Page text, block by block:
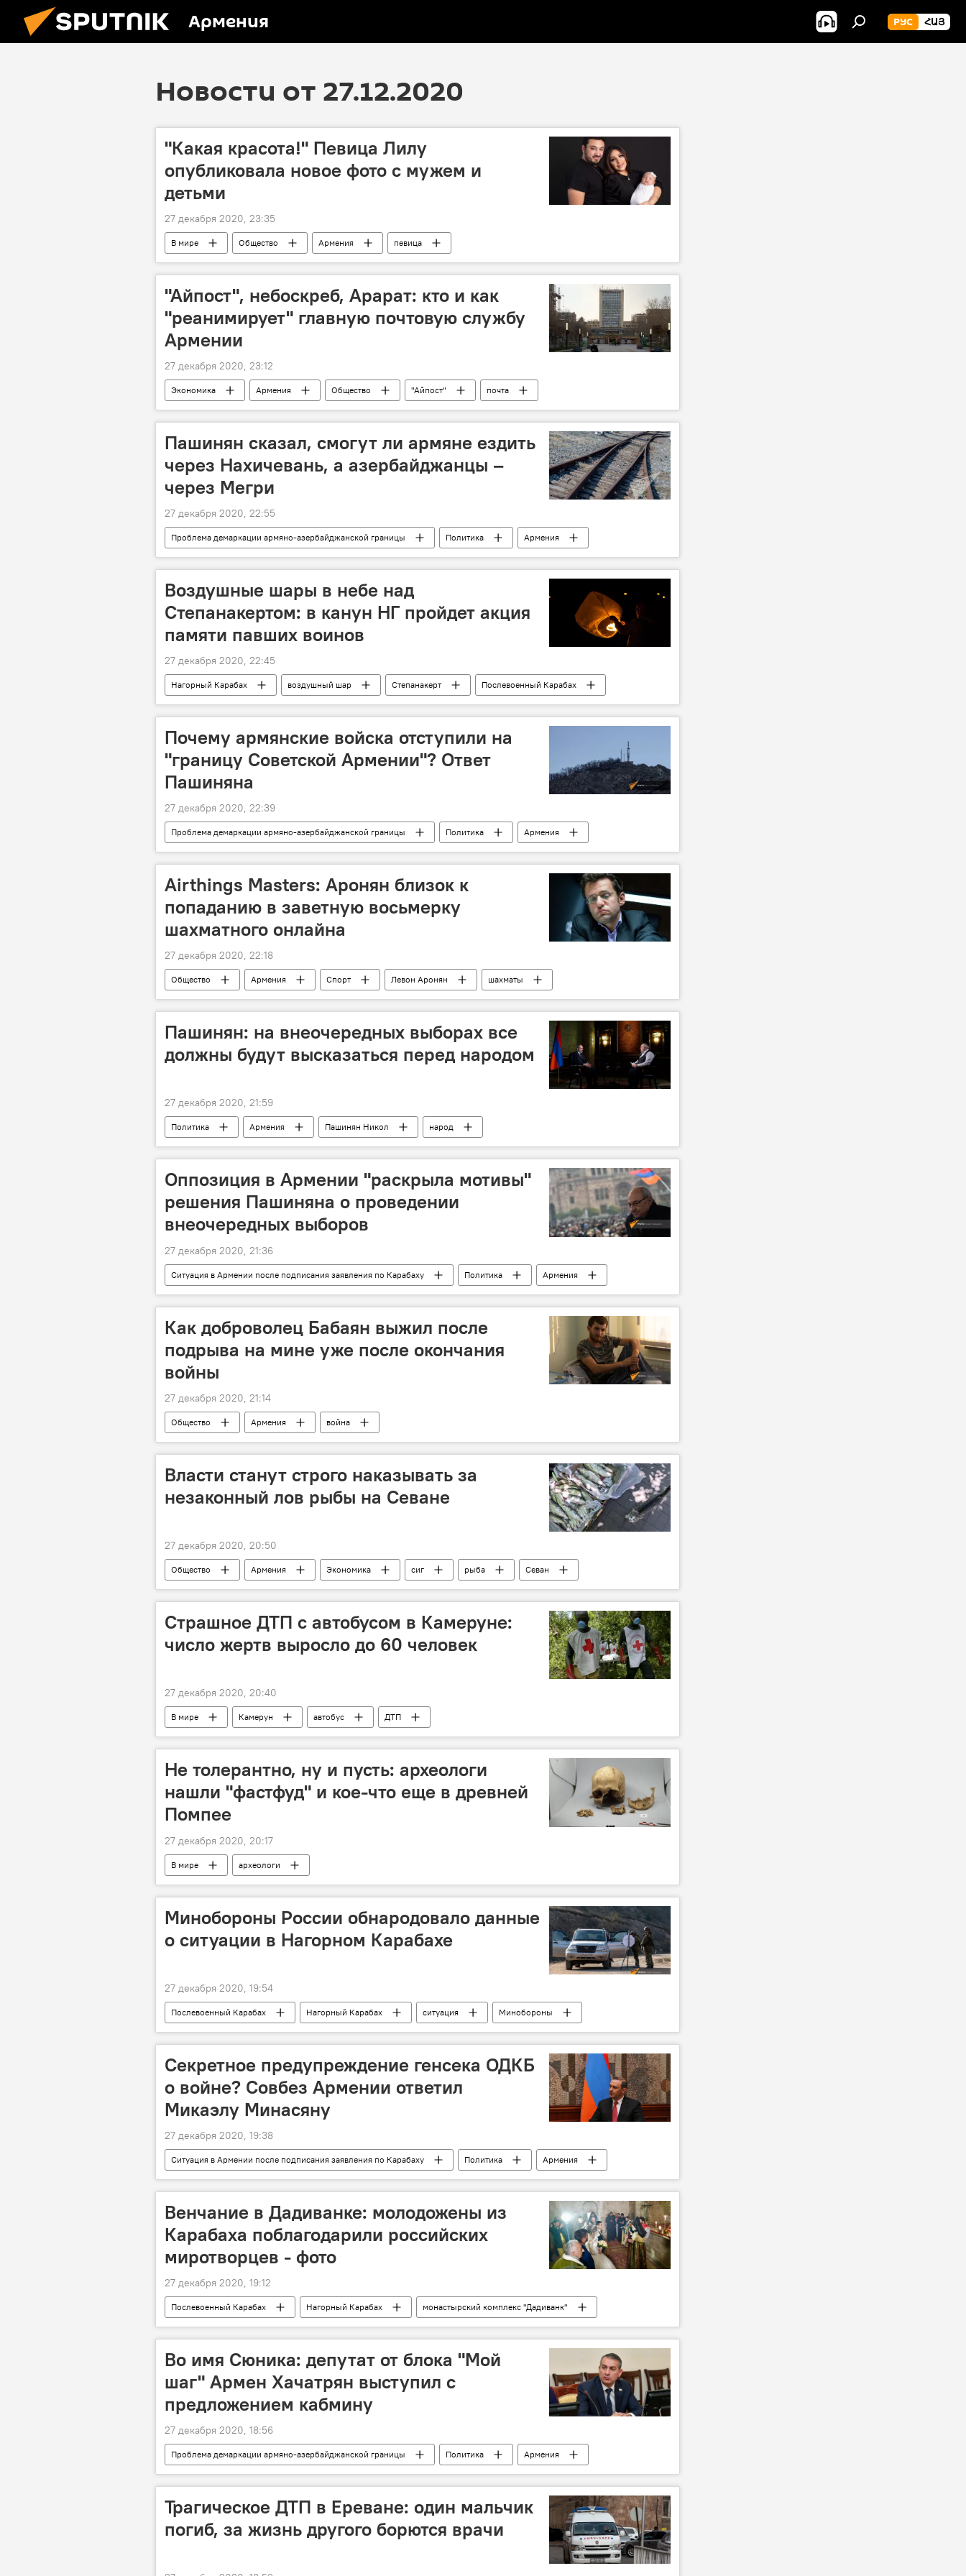
Армения РУС ՀԱՅ
Новости от 27.12.2020
"Какая красота!" Певица Лилу
опубликовала новое фото с мужем и
детьми
27 декабря 2020, 23:35
В мире Общество Армения певица
"Айпост", небоскреб, Арарат: кто и как
"реанимирует" главную почтовую службу
Армении
27 декабря 2020, 23:12
Экономика Армения Общество "Айпост" почта
Пашинян сказал, смогут ли армяне ездить
через Нахичевань, а азербайджанцы –
через Мегри
27 декабря 2020, 22:55
Проблема демаркации армяно-азербайджанской границы Политика
Армения
В мире
Пашинян Никол Азербайджан дороги
Мегри
Воздушные шары в небе над
Степанакертом: в канун НГ пройдет акция
памяти павших воинов
27 декабря 2020, 22:45
Нагорный Карабах воздушный шар Степанакерт
Послевоенный Карабах
Новый год
акция
Почему армянские войска отступили на
"границу Советской Армении"? Ответ
Пашиняна
27 декабря 2020, 22:39
Проблема демаркации армяно-азербайджанской границы Политика
Армения
Пашинян Никол
демаркация
Airthings Masters: Аронян близок к
попаданию в заветную восьмерку
шахматного онлайна
27 декабря 2020, 22:18
Общество Армения Спорт Левон Аронян
шахматы
победитель
турнир
Пашинян: на внеочередных выборах все
должны будут высказаться перед народом
27 декабря 2020, 21:59
Политика Армения Пашинян Никол народ
Оппозиция в Армении "раскрыла мотивы"
решения Пашиняна о проведении
внеочередных выборов
27 декабря 2020, 21:36
Ситуация в Армении после подписания заявления по Карабаху Политика
Армения
Пашинян Никол
выборы оппозиция
Как доброволец Бабаян выжил после
подрыва на мине уже после окончания
войны
27 декабря 2020, 21:14
Общество Армения война
Власти станут строго наказывать за
незаконный лов рыбы на Севане
27 декабря 2020, 20:50
Общество Армения Экономика сиг рыба
Севан
Новости Армения
Страшное ДТП с автобусом в Камеруне:
число жертв выросло до 60 человек
27 декабря 2020, 20:40
В мире Камерун автобус ДТП
Не толерантно, ну и пусть: археологи
нашли "фастфуд" и кое-что еще в древней
Помпее
27 декабря 2020, 20:17
В мире археологи
Минобороны России обнародовало данные
о ситуации в Нагорном Карабахе
27 декабря 2020, 19:54
Послевоенный Карабах Нагорный Карабах ситуация Минобороны
Секретное предупреждение генсека ОДКБ
о войне? Совбез Армении ответил
Микаэлу Минасяну
27 декабря 2020, 19:38
Ситуация в Армении после подписания заявления по Карабаху Политика
Армения
Совбез
Микаел Минасян ОДКБ генсек
Венчание в Дадиванке: молодожены из
Карабаха поблагодарили российских
миротворцев - фото
27 декабря 2020, 19:12
Послевоенный Карабах Нагорный Карабах
монастырский комплекс "Дадиванк"
Дадиванк
свадьба
Во имя Сюника: депутат от блока "Мой
шаг" Армен Хачатрян выступил с
предложением кабмину
27 декабря 2020, 18:56
Проблема демаркации армяно-азербайджанской границы Политика
Армения
депутат
Сюник Армен Хачатрян
Трагическое ДТП в Ереване: один мальчик
погиб, за жизнь другого борются врачи